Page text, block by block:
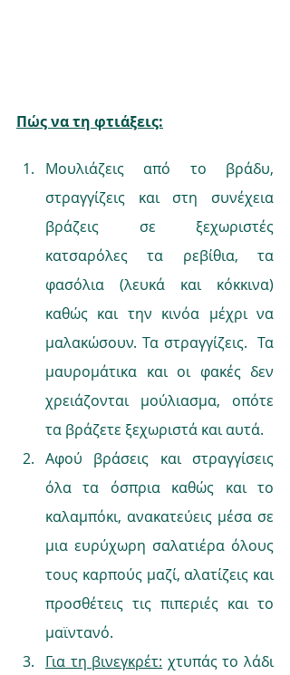
Πώς να τη φτιάξεις:
Μουλιάζεις από το βράδυ,
στραγγίζεις και στη συνέχεια
βράζεις σε ξεχωριστές
κατσαρόλες τα ρεβίθια, τα
φασόλια (λευκά και κόκκινα)
καθώς και την κινόα μέχρι να
μαλακώσουν. Τα στραγγίζεις.  Τα
μαυρομάτικα και οι φακές δεν
χρειάζονται μούλιασμα, οπότε
τα βράζετε ξεχωριστά και αυτά.
Αφού βράσεις και στραγγίσεις
όλα τα όσπρια καθώς και το
καλαμπόκι, ανακατεύεις μέσα σε
μια ευρύχωρη σαλατιέρα όλους
τους καρπούς μαζί, αλατίζεις και
προσθέτεις τις πιπεριές και το
μαϊντανό.
Για τη βινεγκρέτ: χτυπάς το λάδι